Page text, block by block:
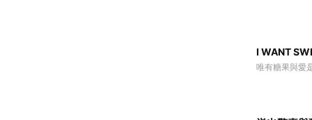
I WANT
唯有糖果與愛